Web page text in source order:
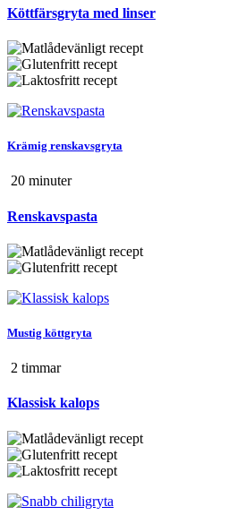
Köttfärsgryta med linser
Krämig renskavsgryta
20 minuter
Renskavspasta
Mustig köttgryta
2 timmar
Klassisk kalops